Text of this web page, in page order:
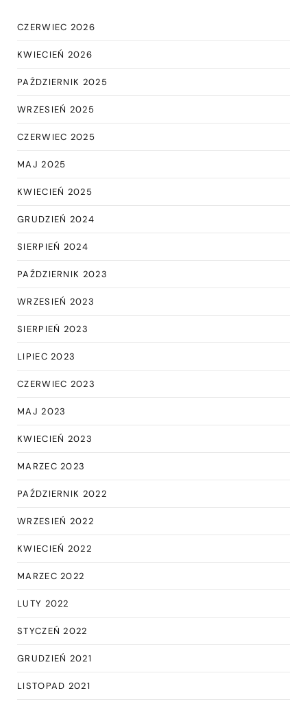
CZERWIEC 2026
KWIECIEŃ 2026
PAŹDZIERNIK 2025
WRZESIEŃ 2025
CZERWIEC 2025
MAJ 2025
KWIECIEŃ 2025
GRUDZIEŃ 2024
SIERPIEŃ 2024
PAŹDZIERNIK 2023
WRZESIEŃ 2023
SIERPIEŃ 2023
LIPIEC 2023
CZERWIEC 2023
MAJ 2023
KWIECIEŃ 2023
MARZEC 2023
PAŹDZIERNIK 2022
WRZESIEŃ 2022
KWIECIEŃ 2022
MARZEC 2022
LUTY 2022
STYCZEŃ 2022
GRUDZIEŃ 2021
LISTOPAD 2021